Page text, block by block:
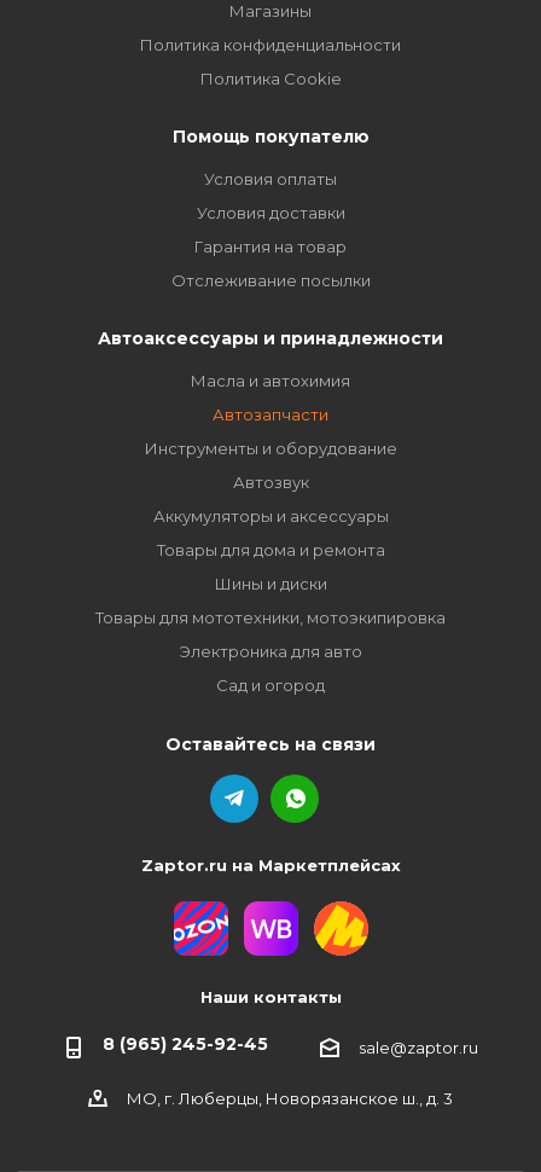
Магазины
Политика конфиденциальности
Политика Cookie
Помощь покупателю
Условия оплаты
Условия доставки
Гарантия на товар
Отслеживание посылки
Автоаксессуары и принадлежности
Масла и автохимия
Автозапчасти
Инструменты и оборудование
Автозвук
Аккумуляторы и аксессуары
Товары для дома и ремонта
Шины и диски
Товары для мототехники, мотоэкипировка
Электроника для авто
Сад и огород
Оставайтесь на связи
Zaptor.ru на Маркетплейсах
Наши контакты
8 (965) 245-92-45 sale@zaptor.ru
МО, г. Люберцы, Новорязанское ш., д. 3